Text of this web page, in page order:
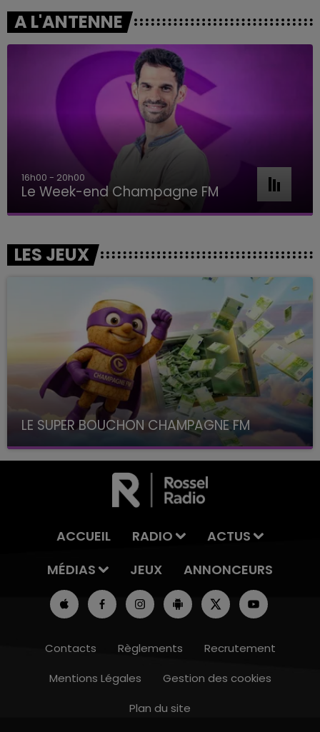
11h00 - 16h00
A L'ANTENNE
16h00 - 20h00
Le Week-end Champagne FM
LES JEUX
LE SUPER BOUCHON CHAMPAGNE FM
avec La Famille Champagne FM, à 8H10
ACCUEIL RADIO
ACTUS
MÉDIAS
JEUX ANNONCEURS
Contacts Règlements
Recrutement
Mentions Légales
Gestion des cookies
Plan du site